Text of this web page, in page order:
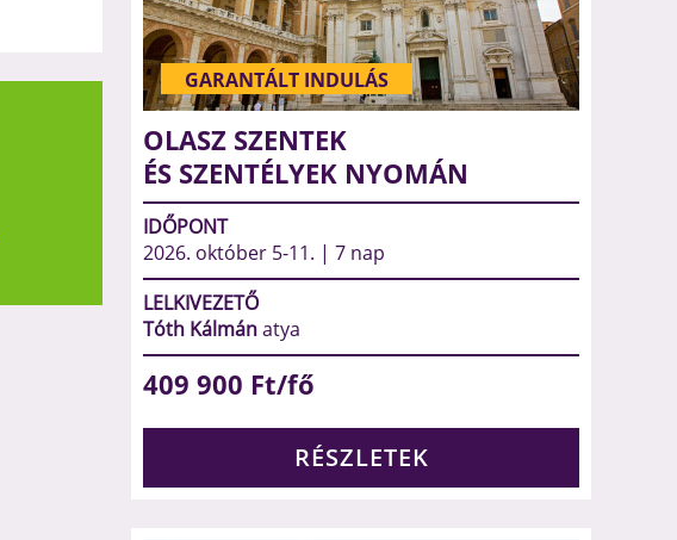
GARANTÁLT INDULÁS
OLASZ SZENTEK
ÉS SZENTÉLYEK NYOMÁN
IDŐPONT
2026. október 5-11. | 7 nap
LELKIVEZETŐ
Tóth Kálmánatya
409 900 Ft/fő
RÉSZLETEK